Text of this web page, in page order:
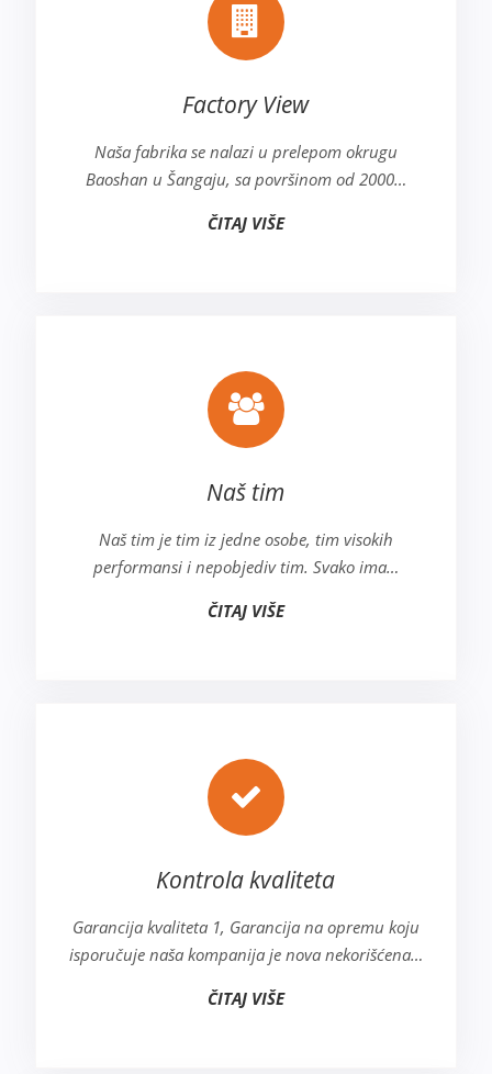
Factory View
Naša fabrika se nalazi u prelepom okrugu
Baoshan u Šangaju, sa površinom od 2000…
ČITAJ VIŠE
Naš tim
Naš tim je tim iz jedne osobe, tim visokih
performansi i nepobjediv tim. Svako ima…
ČITAJ VIŠE
Kontrola kvaliteta
Garancija kvaliteta 1, Garancija na opremu koju
isporučuje naša kompanija je nova nekorišćena…
ČITAJ VIŠE